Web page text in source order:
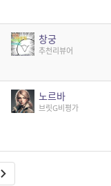
창궁
추천리뷰어
노르바
브릿G비평가